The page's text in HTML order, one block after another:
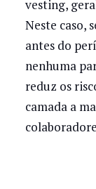
vesting,
Neste caso,
antes do
nenhuma
reduz os
camada a